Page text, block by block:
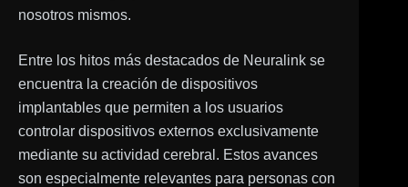
nosotros mismos.
Entre los hitos más destacados de Neuralink se
encuentra la creación de dispositivos
implantables que permiten a los usuarios
controlar dispositivos externos exclusivamente
mediante su actividad cerebral. Estos avances
son especialmente relevantes para personas con